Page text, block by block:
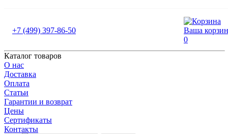
+7 (499) 397-86-50
Ваша
0
Каталог товаров
О нас
Доставка
Оплата
Cтатьи
Гарантии и возврат
Цены
Сертификаты
Контакты